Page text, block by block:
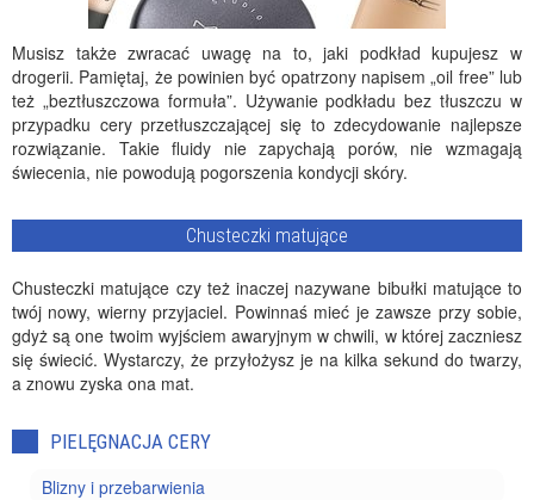
Musisz także zwracać uwagę na to, jaki podkład kupujesz w
drogerii. Pamiętaj, że powinien być opatrzony napisem „oil free” lub
też „beztłuszczowa formuła”. Używanie podkładu bez tłuszczu w
przypadku cery przetłuszczającej się to zdecydowanie najlepsze
rozwiązanie. Takie fluidy nie zapychają porów, nie wzmagają
świecenia, nie powodują pogorszenia kondycji skóry.
Chusteczki matujące
Chusteczki matujące czy też inaczej nazywane bibułki matujące to
twój nowy, wierny przyjaciel. Powinnaś mieć je zawsze przy sobie,
gdyż są one twoim wyjściem awaryjnym w chwili, w której zaczniesz
się świecić. Wystarczy, że przyłożysz je na kilka sekund do twarzy,
a znowu zyska ona mat.
PIELĘGNACJA CERY
Blizny i przebarwienia